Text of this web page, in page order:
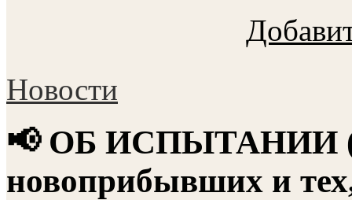
Новости
📢 ОБ ИСПЫТАНИИ
новоприбывших и